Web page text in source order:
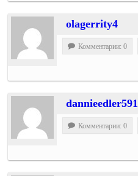
olagerrity4
Комментарии: 0
dannieedler591
Комментарии: 0